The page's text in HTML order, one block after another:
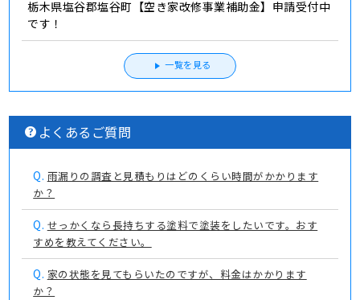
栃木県塩谷郡塩谷町【空き家改修事業補助金】申請受付中
です！
一覧を見る
よくあるご質問
Q. 雨漏りの調査と見積もりはどのくらい時間がかかります
か？
Q. せっかくなら長持ちする塗料で塗装をしたいです。おす
すめを教えてください。
Q. 家の状態を見てもらいたのですが、料金はかかります
か？